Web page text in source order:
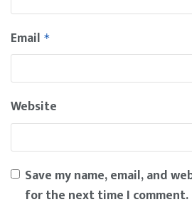
Email *
Website
Save my name, email, and
for the next time I comment.